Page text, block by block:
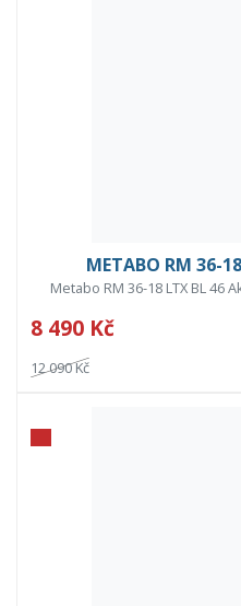
METABO RM 36-
Metabo RM 36-18 LTX BL 46
8 490 Kč
12 090 Kč